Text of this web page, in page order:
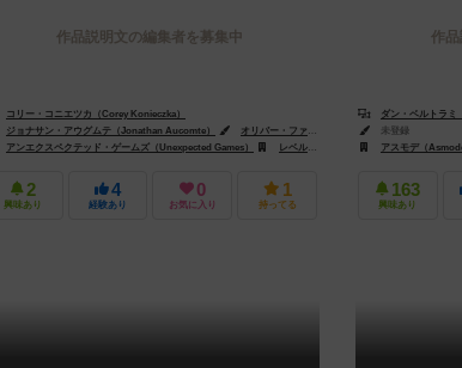
ティム・ウレン（Tim Uren）
アンナ・クリステンソン（Anna Christenson）
ファンタジー フライト ゲームズ（Fantasy Flight Games）
作品説明文の編集者を募集中
コリー・コニエツカ（Corey Konieczka）
ジョナサン・アウグムテ（Jonathan Aucomte）
オリバー・ファグネア（Olivier Fagnère）
アンエクスペクテッド・ゲームズ（Unexpected Games）
レベル・Sp. z o.o.（Rebel Sp. z o.o.）
2
興味あり
4
経験あり
0
お気に入り
1
持ってる
作
ダン・ベルトラミ
未登録
アスモデ（
163
興味あり